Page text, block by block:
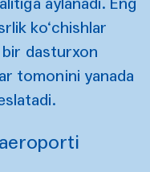
ko‘chishlar
bir dasturxon
tomonini yanada